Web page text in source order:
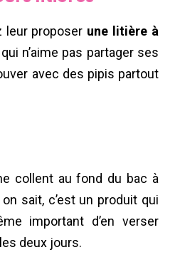
leur proposer une litière à
qui n’aime pas partager ses
avec des pipis partout
collent au fond du bac à
sait, c’est un produit qui
important d’en verser
deux jours.